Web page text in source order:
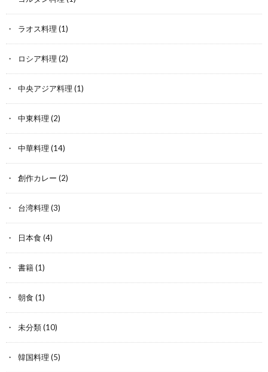
ラオス料理 (1)
ロシア料理 (2)
中央アジア料理 (1)
中東料理 (2)
中華料理 (14)
創作カレー (2)
台湾料理 (3)
日本食 (4)
書籍(1)
朝食 (1)
未分類(10)
韓国料理 (5)